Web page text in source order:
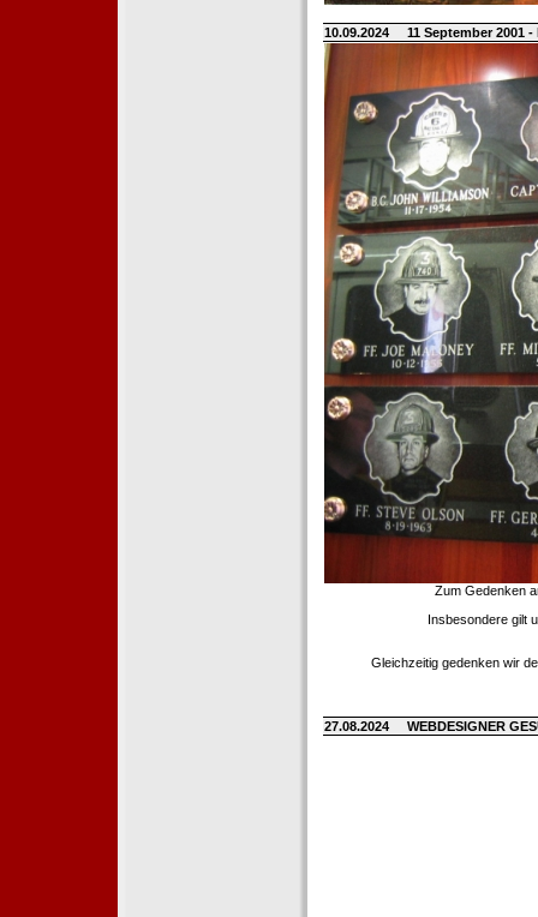
10.09.2024 11 September 2001
Zum Gedenken
Insbesondere gilt
Gleichzeitig gedenken wir
27.08.2024 WEBDESIGNER